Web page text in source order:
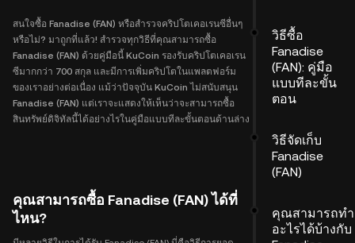
สนใจซื้อ Fanadise (FAN) หรือสำรวจคริปโตเคอเรนซีอื่นๆ
หรือไม่? มาถูกที่แล้ว! สำรวจทุกวิธีที่คุณสามารถซื้อ
Fanadise (FAN) ด้วยคู่มือนี้ KuCoin รองรับคริปโตเคอเรน
ซีมากกว่า 700 สกุล และมีการเพิ่มคริปโตในแพลตฟอร์ม
ของเราอย่างต่อเนื่อง แม้ว่าปัจจุบัน KuCoin ไม่สนับสนุน
Fanadise (FAN) แต่เราจะแสดงให้เห็นว่าจะสามารถซื้อ
สินทรัพย์ดิจิทัลนี้ได้อย่างไรในคู่มือแบบทีละขั้นตอนด้านล่าง
คุณสามารถซื้อ Fanadise (FAN) ได้ที่
ไหน?
วิธีซื้อ
Fanadise
(FAN): คู่มือ
แบบทีละขั้น
ตอน
วิธีจัดเก็บ
Fanadise
(FAN)
คุณสามารถทำ
อะไรได้บ้างกับ